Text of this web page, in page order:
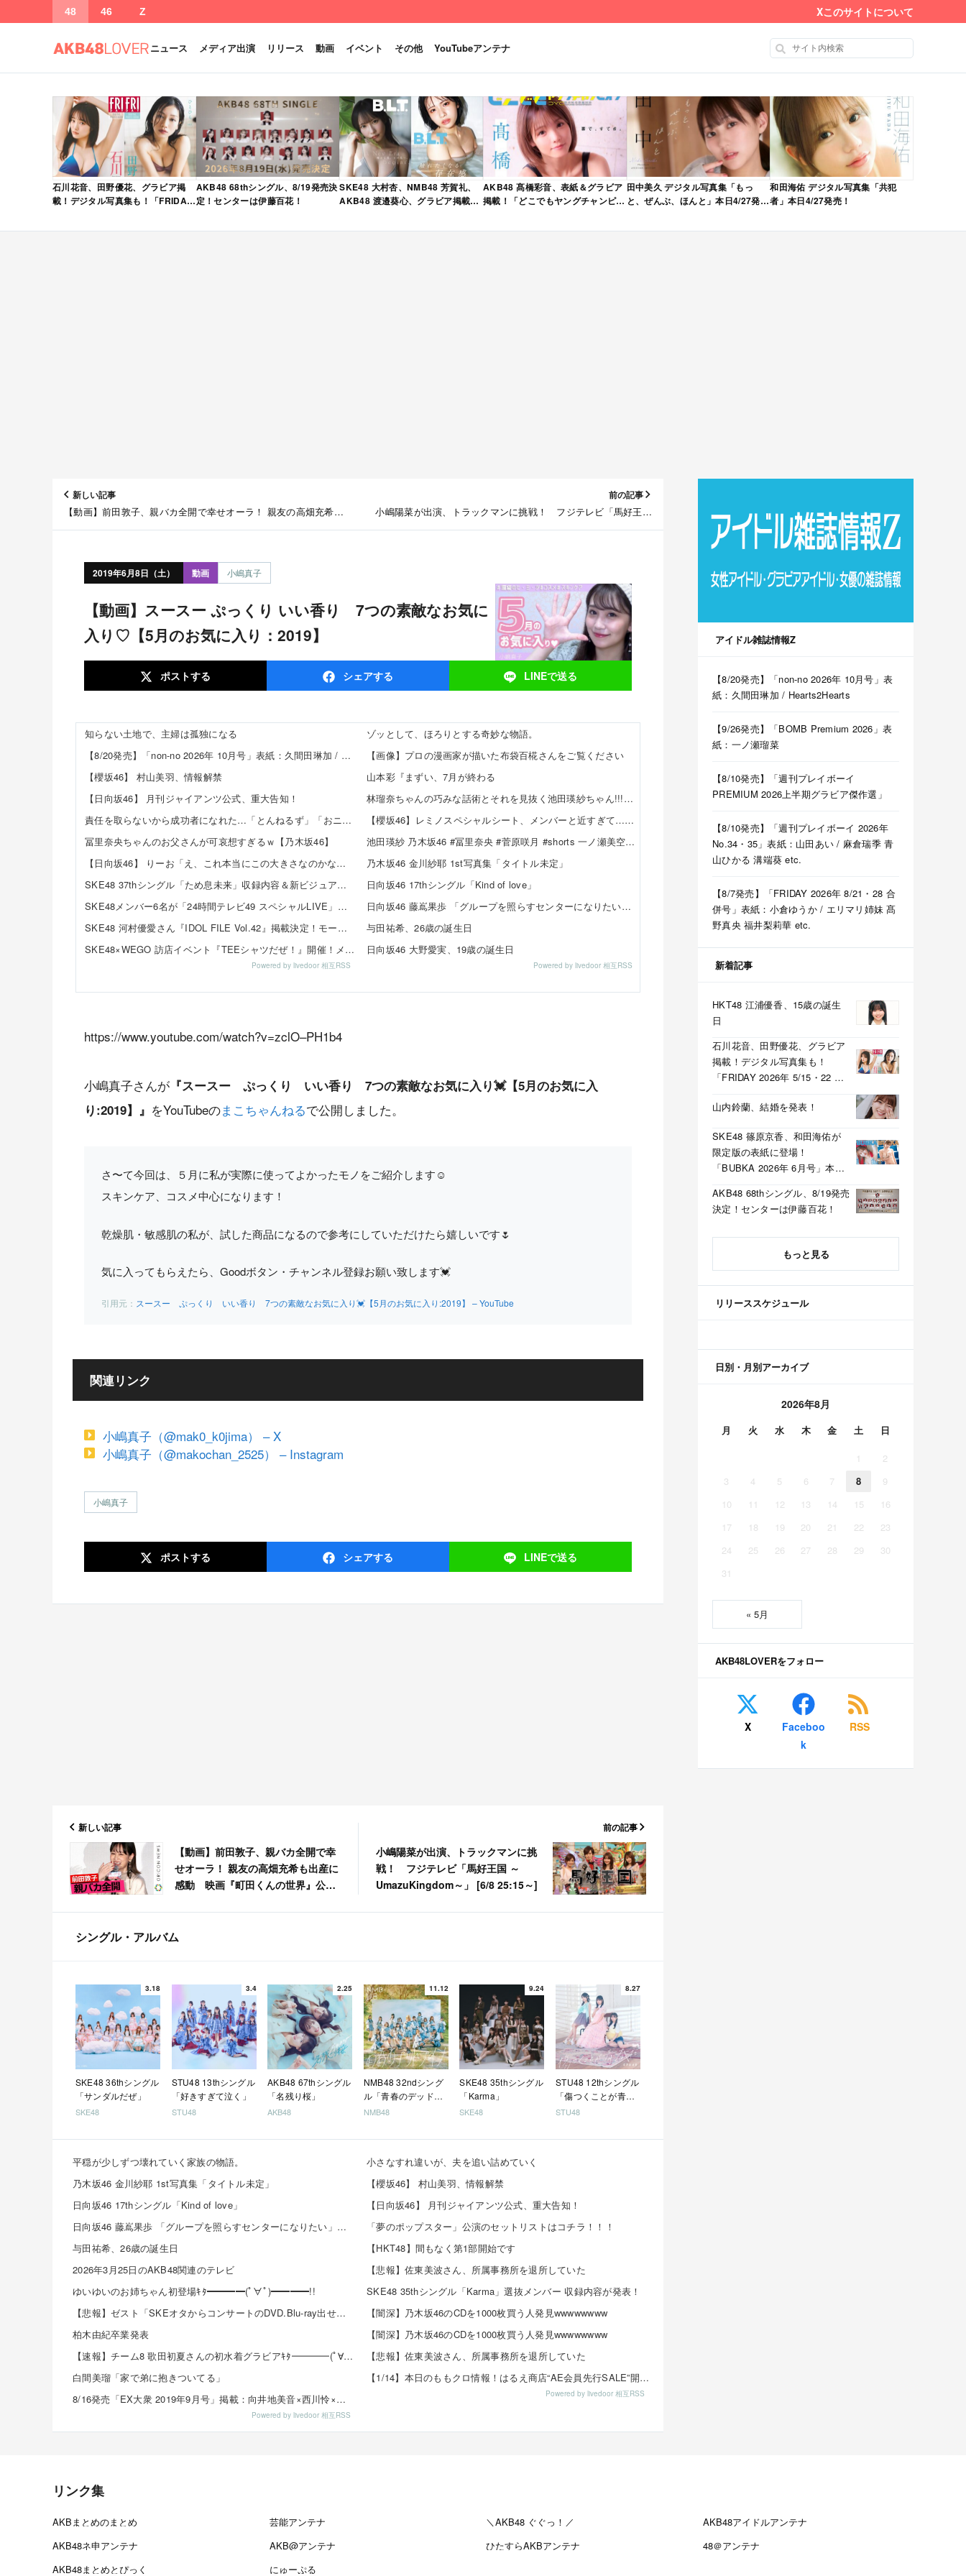
48 46 Z Xこのサイトについて
ニュース メディア出演 リリース 動画 イベント その他 YouTubeアンテナ
石川花音、田野優花、グラビア掲
載！デジタル写真集も！「FRIDAY
発売！
AKB48 68thシングル、8/19発売決
定！センターは伊藤百花！
SKE48 大村杏、NMB48 芳賀礼、
AKB48 渡邉葵心、グラビア掲載！
月号」本日4/28発売！
AKB48 髙橋彩音、表紙＆グラビア
掲載！「どこでもヤングチャンピオ
田中美久 デジタル写真集「もっ
と、ぜんぶ、ほんと」本日4/27発
和田海佑 デジタル写真集「共犯
者」本日4/27発売！
新しい記事
【動画】前田敦子、親バカ全開で幸せオーラ！ 親友の高畑充希も
前の記事
小嶋陽菜が出演、トラックマンに挑戦！ フジテレビ「馬好王国
2019年6月8日（土） 動画 小嶋真子
【動画】スースー ぷっくり いい香り 7つの素敵なお気に
入り♡【5月のお気に入り：2019】
ポストする シェアする LINEで送る
知らない土地で、主婦は孤独になる
【8/20発売】「non-no 2026年 10月号」表紙：久間田琳加 / Hearts2Hearts
【櫻坂46】 村山美羽、情報解禁
【日向坂46】 月刊ジャイアンツ公式、重大告知！
責任を取らないから成功者になれた…「とんねるず」「おニャン子」「AKB」とヒットを出し続けた秋元康の哲学！！！
冨里奈央ちゃんのお父さんが可哀想すぎるｗ【乃木坂46】
【日向坂46】 りーお「え、これ本当にこの大きさなのかな」【藤嶌果歩 1st写真集】
SKE48 37thシングル「ため息未来」収録内容＆新ビジュアル公開！チーム曲・夏ツアー映像も収録
SKE48メンバー6名が「24時間テレビ49 スペシャルLIVE」出演決定！
SKE48 河村優愛さん『IDOL FILE Vol.42』掲載決定！モード系ファッションで新たな魅力を披露
SKE48×WEGO 訪店イベント『TEEシャツだぜ！』開催！メンバーが大須店でコーディネート【SNSまとめ】
Powered by livedoor 相互RSS
ゾッとして、ほろりとする奇妙な物語。
【画像】プロの漫画家が描いた布袋百椛さんをご覧ください
山本彩『まずい、7月が終わる
林瑠奈ちゃんの巧みな話術とそれを見抜く池田瑛紗ちゃん!!!【乃木坂46】
【櫻坂46】レミノスペシャルシート、メンバーと近すぎて…【全国ツアー2026】
池田瑛紗 乃木坂46 #冨里奈央 #菅原咲月 #shorts 一ノ瀬美空 五百城茉央 瀬戸口心月 奥の反応まとめ
乃木坂46 金川紗耶 1st写真集「タイトル未定」
日向坂46 17thシングル「Kind of love」
日向坂46 藤嶌果歩 「グループを照らすセンターになりたい」何倍もキラキラしたかほりんが降臨【坂道の火曜日】
与田祐希、26歳の誕生日
日向坂46 大野愛実、19歳の誕生日
Powered by livedoor 相互RSS
https://www.youtube.com/watch?v=zclO–PH1b4
小嶋真子さんが 『スースー ぷっくり いい香り 7つの素敵なお気に入り💓【5月のお気に入
り:2019】』 をYouTubeのまこちゃんねるで公開しました。
さ〜て今回は、５月に私が実際に使ってよかったモノをご紹介します☺
スキンケア、コスメ中心になります！
乾燥肌・敏感肌の私が、試した商品になるので参考にしていただけたら嬉しいです🌷
気に入ってもらえたら、Goodボタン・チャンネル登録お願い致します💓
スースー ぷっくり いい香り 7つの素敵なお気に入り💓【5月のお気に入り:2019】 – YouTube
関連リンク
小嶋真子（@mak0_k0jima） – X
小嶋真子（@makochan_2525） – Instagram
小嶋真子
ポストする シェアする LINEで送る
新しい記事
【動画】前田敦子、親バカ全開で幸
せオーラ！ 親友の高畑充希も出産に
感動 映画『町田くんの世界』公開
前の記事
小嶋陽菜が出演、トラックマンに挑
戦！ フジテレビ「馬好王国 ～
UmazuKingdom～」 [6/8 25:15～]
シングル・アルバム
3.18
SKE48 36thシングル
「サンダルだぜ」
SKE48
3.4
STU48 13thシングル
「好きすぎて泣く」
STU48
2.25
AKB48 67thシングル
「名残り桜」
AKB48
11.12
NMB48 32ndシング
ル「青春のデッドラ
イン」
NMB48
9.24
SKE48 35thシングル
「Karma」
SKE48
8.27
STU48 12thシングル
「傷つくことが青春
だ」
STU48
平穏が少しずつ壊れていく家族の物語。
乃木坂46 金川紗耶 1st写真集「タイトル未定」
日向坂46 17thシングル「Kind of love」
日向坂46 藤嶌果歩 「グループを照らすセンターになりたい」何倍もキラキラしたかほりんが降臨【坂道の...
与田祐希、26歳の誕生日
2026年3月25日のAKB48関連のテレビ
ゆいゆいのお姉ちゃん初登場ｷﾀ━━━━(ﾟ∀ﾟ)━━━━!!
【悲報】ゼスト「SKEオタからコンサートのDVD.Blu-ray出せって言われたが2千かかるしペイで...
柏木由紀卒業発表
【速報】チーム8 歌田初夏さんの初水着グラビアｷﾀ━━━━(ﾟ∀ﾟ)━━━━!!
白間美瑠「家で弟に抱きついてる」
8/16発売「EX大衆 2019年9月号」掲載：向井地美音×西川怜×山内瑞葵（AKB48）、村瀬紗英...
Powered by livedoor 相互RSS
小さなすれ違いが、夫を追い詰めていく
【櫻坂46】 村山美羽、情報解禁
【日向坂46】 月刊ジャイアンツ公式、重大告知！
「夢のポップスター」公演のセットリストはコチラ！！！
【HKT48】間もなく第1部開始です
【悲報】佐東美波さん、所属事務所を退所していた
SKE48 35thシングル「Karma」選抜メンバー 収録内容が発表！
【闇深】乃木坂46のCDを1000枚買う人発見wwwwwwww
【闇深】乃木坂46のCDを1000枚買う人発見wwwwwwww
【悲報】佐東美波さん、所属事務所を退所していた
【1/14】本日のももクロ情報！はるえ商店“AE会員先行SALE”開始！豊本明長｢百田夏菜子ラジオド...
Powered by livedoor 相互RSS
アイドル雑誌情報Z
【8/20発売】「non-no 2026年 10月号」表
紙：久間田琳加 / Hearts2Hearts
【9/26発売】「BOMB Premium 2026」表
紙：一ノ瀬瑠菜
【8/10発売】「週刊プレイボーイ
PREMIUM 2026上半期グラビア傑作選」
【8/10発売】「週刊プレイボーイ 2026年
No.34・35」表紙：山田あい / 麻倉瑞季 青
山ひかる 溝端葵 etc.
【8/7発売】「FRIDAY 2026年 8/21・28 合
併号」表紙：小倉ゆうか / エリマリ姉妹 髙
野真央 福井梨莉華 etc.
新着記事
HKT48 江浦優香、15歳の誕生
日
石川花音、田野優花、グラビア
掲載！デジタル写真集も！
「FRIDAY 2026年 5/15・22 合
山内鈴蘭、結婚を発表！
SKE48 篠原京香、和田海佑が
限定版の表紙に登場！
「BUBKA 2026年 6月号」本日
AKB48 68thシングル、8/19発売
決定！センターは伊藤百花！
もっと見る
リリーススケジュール
日別・月別アーカイブ
2026年8月
月 火 水 木 金 土 日
1
2
3
4 5 6 7 8
9
10
11 12 13 14 15
16
17
18 19 20 21 22
23
24
25 26 27 28 29
30
31
« 5月
AKB48LOVERをフォロー
X
Faceboo
k
RSS
リンク集
AKBまとめのまとめ 芸能アンテナ ＼AKB48 ぐぐっ！／
AKB48アイドルアンテナ
AKB48ネ申アンテナ
AKB@アンテナ ひたすらAKBアンテナ
48＠アンテナ
AKB48まとめとぴっく
にゅーぷる